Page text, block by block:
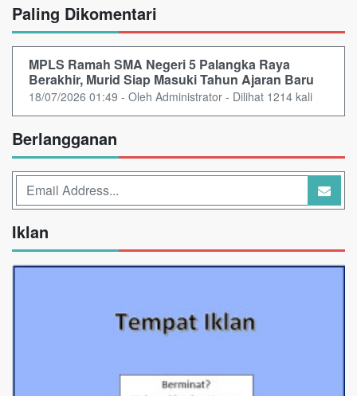
Paling Dikomentari
MPLS Ramah SMA Negeri 5 Palangka Raya
Berakhir, Murid Siap Masuki Tahun Ajaran Baru
18/07/2026 01:49 - Oleh Administrator - Dilihat 1214 kali
Berlangganan
Iklan